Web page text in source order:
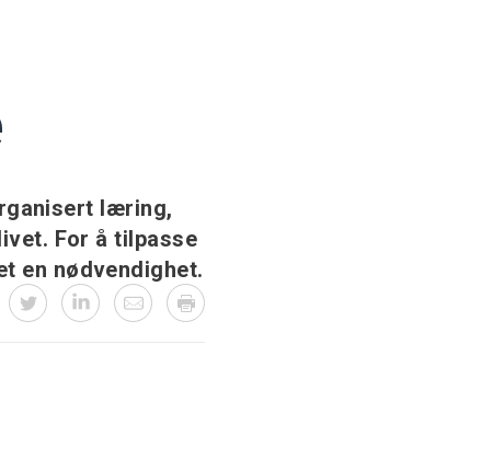
læring,
For å tilpasse
en nødvendighet.